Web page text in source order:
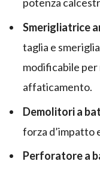
Smerigliatrice
taglia e
modificabile
affaticamento.
Demolitori a
forza d’impatto
Perforatore a